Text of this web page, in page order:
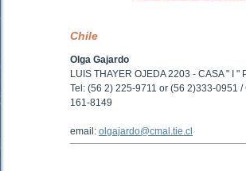
Chile
Olga Gajardo
LUIS THAYER OJEDA 2203 - CASA " I
Tel: (56 2) 225-9711 or (56 2)333-0951
161-8149
email: olgajardo@cmal.tie.cl